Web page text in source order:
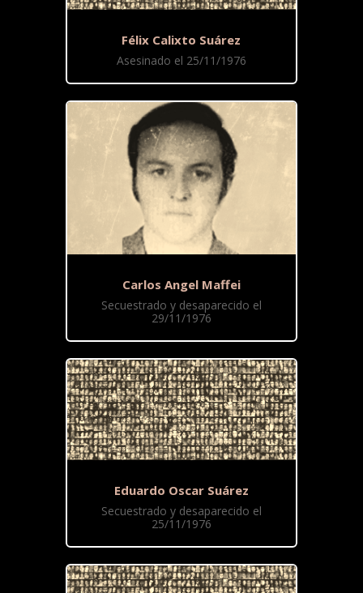
Félix Calixto Suárez
Asesinado el 25/11/1976
Carlos Angel Maffei
Secuestrado y desaparecido el
29/11/1976
Eduardo Oscar Suárez
Secuestrado y desaparecido el
25/11/1976